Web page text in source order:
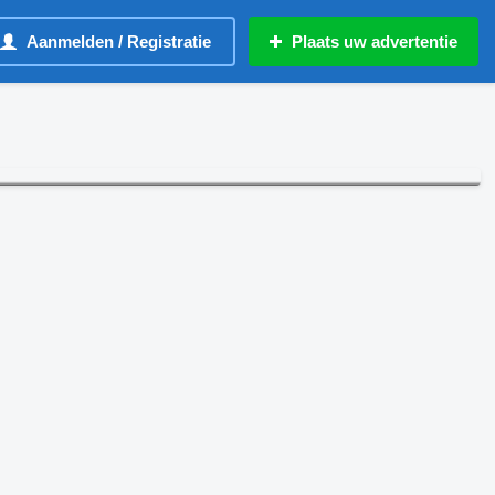
Aanmelden / Registratie Plaats uw advertentie